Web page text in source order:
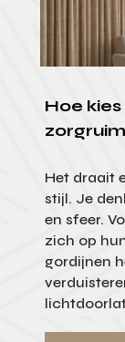
Hoe
Het draait
stijl. Je
en sfeer.
zich op
gordijnen